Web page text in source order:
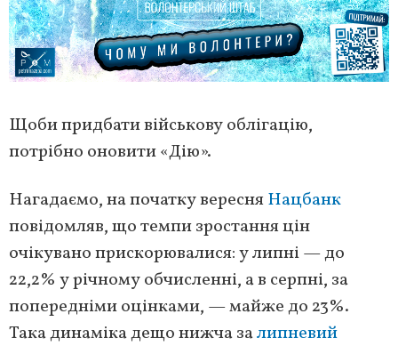
Щоби придбати військову облігацію,
потрібно оновити «Дію».
Нагадаємо, на початку вересняНацбанк
повідомляв, що темпи зростання цін
очікувано прискорювалися: у липні — до
22,2% у річному обчисленні, а в серпні, за
попередніми оцінками, — майже до 23%.
Така динаміка дещо нижча залипневий